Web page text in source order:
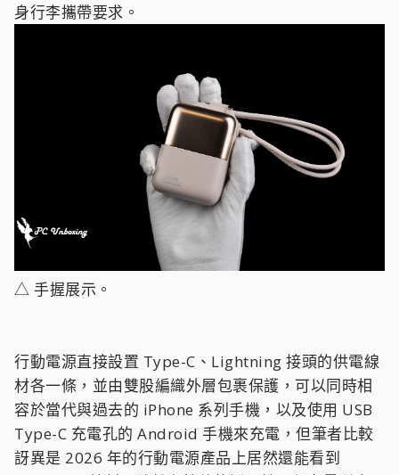
身行李攜帶要求。
△ 手握展示。
行動電源直接設置 Type-C、Lightning 接頭的供電線
材各一條，並由雙股編織外層包裹保護，可以同時相
容於當代與過去的 iPhone 系列手機，以及使用 USB
Type-C 充電孔的 Android 手機來充電，但筆者比較
訝異是 2026 年的行動電源產品上居然還能看到